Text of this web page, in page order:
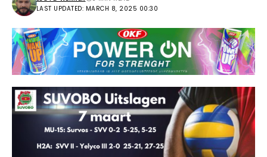
LAST UPDATED: MARCH 8, 2025 00:30